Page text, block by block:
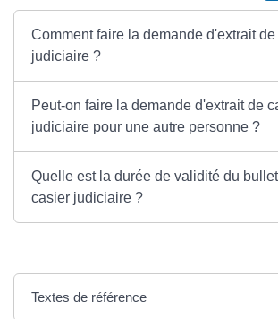
Comment faire la demande d'extrait
judiciaire ?
Peut-on faire la demande d'extrait de
judiciaire pour une autre personne ?
Quelle est la durée de validité du
casier judiciaire ?
Textes de référence